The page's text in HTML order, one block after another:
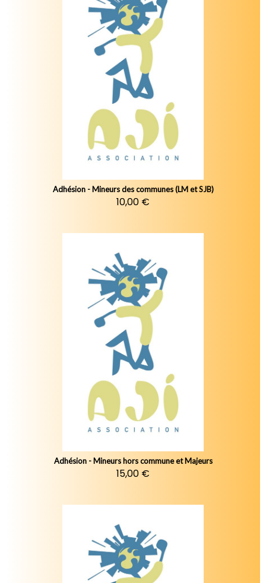
Adhésion - Mineurs des communes (LM et SJB)
10,00 €
Adhésion - Mineurs hors commune et Majeurs
15,00 €